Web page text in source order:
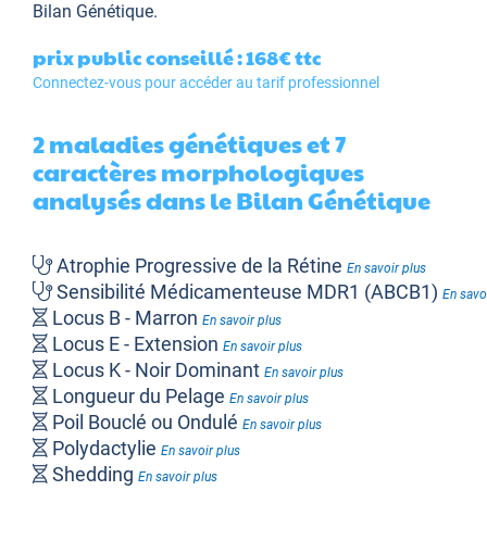
Bilan Génétique.
prix public conseillé : 168€ttc
Connectez-vous pour accéder au tarif professionnel
2 maladies génétiques et 7
caractères morphologiques
analysés dans le Bilan Génétique
Atrophie Progressive de la Rétine En savoir plus
Sensibilité Médicamenteuse MDR1 (ABCB1) En
Locus B - Marron En savoir plus
Locus E - Extension En savoir plus
Locus K - Noir Dominant En savoir plus
Longueur du Pelage En savoir plus
Poil Bouclé ou Ondulé En savoir plus
Polydactylie En savoir plus
Shedding En savoir plus